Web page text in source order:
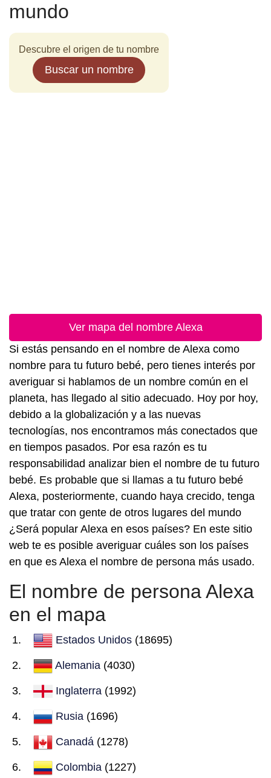
mundo
Descubre el origen de tu nombre
Buscar un nombre
Ver mapa del nombre Alexa
Si estás pensando en el nombre de Alexa como
nombre para tu futuro bebé, pero tienes interés por
averiguar si hablamos de un nombre común en el
planeta, has llegado al sitio adecuado. Hoy por hoy,
debido a la globalización y a las nuevas
tecnologías, nos encontramos más conectados que
en tiempos pasados. Por esa razón es tu
responsabilidad analizar bien el nombre de tu futuro
bebé. Es probable que si llamas a tu futuro bebé
Alexa, posteriormente, cuando haya crecido, tenga
que tratar con gente de otros lugares del mundo
¿Será popular Alexa en esos países? En este sitio
web te es posible averiguar cuáles son los países
en que es Alexa el nombre de persona más usado.
El nombre de persona Alexa
en el mapa
Estados Unidos (18695)
Alemania (4030)
Inglaterra (1992)
Rusia (1696)
Canadá (1278)
Colombia (1227)